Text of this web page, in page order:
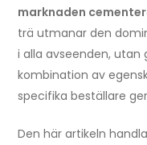
marknaden
trä utmanar den
i alla avseenden,
kombination av
specifika beställare
Den här artikeln